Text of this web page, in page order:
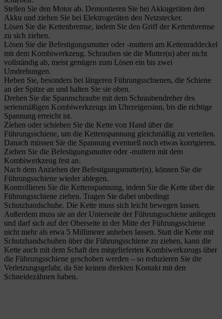
Stellen Sie den Motor ab. Demontieren Sie bei Akkugeräten den
Akku und ziehen Sie bei Elektrogeräten den Netzstecker.
Lösen Sie die Kettenbremse, indem Sie den Griff der Kettenbremse
zu sich ziehen.
Lösen Sie die Befestigungsmutter oder -muttern am Kettenraddeckel
mit dem Kombiwerkzeug. Schrauben sie die Mutter(n) aber nicht
vollständig ab, meist genügen zum Lösen ein bis zwei
Umdrehungen.
Heben Sie, besonders bei längeren Führungsschienen, die Schiene
an der Spitze an und halten Sie sie oben.
Drehen Sie die Spannschraube mit dem Schraubendreher des
serienmäßigen Kombiwerkzeugs im Uhrzeigersinn, bis die richtige
Spannung erreicht ist.
Ziehen oder schieben Sie die Kette von Hand über die
Führungsschiene, um die Kettenspannung gleichmäßig zu verteilen.
Danach müssen Sie die Spannung eventuell noch etwas korrigieren.
Ziehen Sie die Befestigungsmutter oder -muttern mit dem
Kombiwerkzeug fest an.
Nach dem Anziehen der Befestigungsmutter(n), können Sie die
Führungsschiene wieder ablegen.
Kontrollieren Sie die Kettenspannung, indem Sie die Kette über die
Führungsschiene ziehen. Tragen Sie dabei unbedingt
Schutzhandschuhe. Die Kette muss sich leicht bewegen lassen.
Außerdem muss sie an der Unterseite der Führungsschiene anliegen
und darf sich auf der Oberseite in der Mitte der Führungsschiene
nicht mehr als etwa 5 Millimeter anheben lassen. Statt die Kette mit
Schutzhandschuhen über die Führungsschiene zu ziehen, kann die
Kette auch mit dem Schaft des mitgelieferten Kombiwerkzeugs über
die Führungsschiene geschoben werden – so reduzieren Sie die
Verletzungsgefahr, da Sie keinen direkten Kontakt mit den
Schneidezähnen haben.